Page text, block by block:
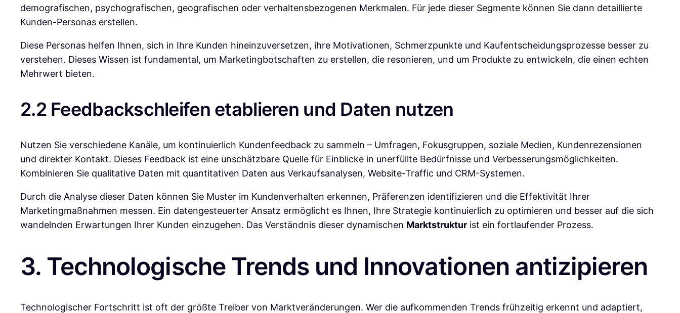
demografischen, psychografischen, geografischen oder verhaltensbezogenen Merkmalen. Für jede dieser Segmente können Sie dann detaillierte
Kunden-Personas erstellen.
Diese Personas helfen Ihnen, sich in Ihre Kunden hineinzuversetzen, ihre Motivationen, Schmerzpunkte und Kaufentscheidungsprozesse besser zu
verstehen. Dieses Wissen ist fundamental, um Marketingbotschaften zu erstellen, die resonieren, und um Produkte zu entwickeln, die einen echten
Mehrwert bieten.
2.2 Feedbackschleifen etablieren und Daten nutzen
Nutzen Sie verschiedene Kanäle, um kontinuierlich Kundenfeedback zu sammeln – Umfragen, Fokusgruppen, soziale Medien, Kundenrezensionen
und direkter Kontakt. Dieses Feedback ist eine unschätzbare Quelle für Einblicke in unerfüllte Bedürfnisse und Verbesserungsmöglichkeiten.
Kombinieren Sie qualitative Daten mit quantitativen Daten aus Verkaufsanalysen, Website-Traffic und CRM-Systemen.
Durch die Analyse dieser Daten können Sie Muster im Kundenverhalten erkennen, Präferenzen identifizieren und die Effektivität Ihrer
Marketingmaßnahmen messen. Ein datengesteuerter Ansatz ermöglicht es Ihnen, Ihre Strategie kontinuierlich zu optimieren und besser auf die sich
wandelnden Erwartungen Ihrer Kunden einzugehen. Das Verständnis dieser dynamischen Marktstruktur ist ein fortlaufender Prozess.
3. Technologische Trends und Innovationen antizipieren
Technologischer Fortschritt ist oft der größte Treiber von Marktveränderungen. Wer die aufkommenden Trends frühzeitig erkennt und adaptiert,